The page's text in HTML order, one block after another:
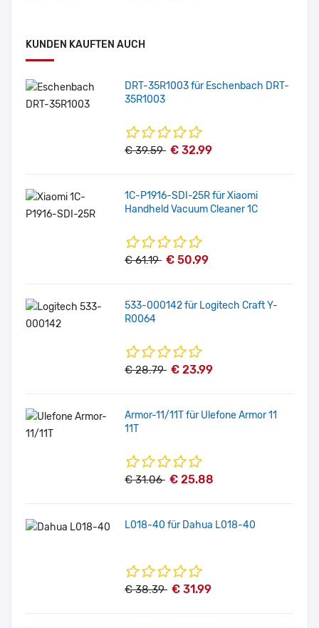
KUNDEN KAUFTEN AUCH
DRT-35R1003 für Eschenbach DRT-
35R1003
€ 39.59 € 32.99
1C-P1916-SDI-25R für Xiaomi
Handheld Vacuum Cleaner 1C
€ 61.19 € 50.99
533-000142 für Logitech Craft Y-
R0064
€ 28.79 € 23.99
Armor-11/11T für Ulefone Armor 11
11T
€ 31.06 € 25.88
L018-40 für Dahua L018-40
€ 38.39 € 31.99